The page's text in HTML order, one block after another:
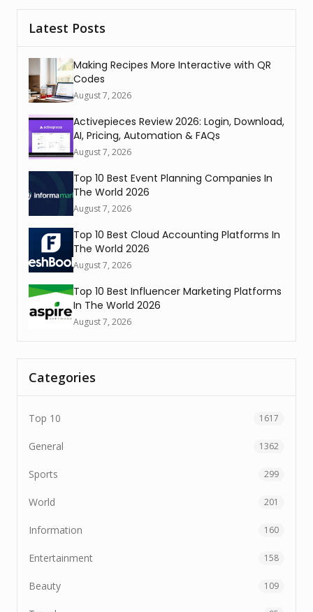
Latest Posts
Making Recipes More Interactive with QR
Codes
August 7, 2026
Activepieces Review 2026: Login, Download,
AI, Pricing, Automation & FAQs
August 7, 2026
Top 10 Best Event Planning Companies In
The World 2026
August 7, 2026
Top 10 Best Cloud Accounting Platforms In
The World 2026
August 7, 2026
Top 10 Best Influencer Marketing Platforms
In The World 2026
August 7, 2026
Categories
Top 10 1617
General 1362
Sports 299
World 201
Information 160
Entertainment 158
Beauty 109